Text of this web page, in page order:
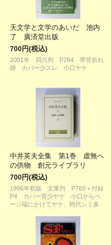
天文学と文学のあいだ 池内
了 廣済堂出版
700円(税込)
2001年 四六判 P284 帯背折れ
跡 カバー少スレ 小口ヤケ
中井英夫全集 第1巻 虚無へ
の供物 創元ライブラリ
700円(税込)
1996年初版 文庫判 P760＋付録
P4 カバー背少ヤケ 小口からペ
ージ端にかけてヤケ、時代シミ多